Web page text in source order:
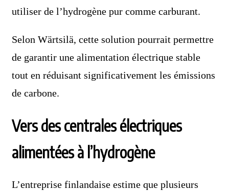
utiliser de l’hydrogène pur comme carburant.
Selon Wärtsilä, cette solution pourrait permettre
de garantir une alimentation électrique stable
tout en réduisant significativement les émissions
de carbone.
Vers des centrales électriques
alimentées à l’hydrogène
L’entreprise finlandaise estime que plusieurs